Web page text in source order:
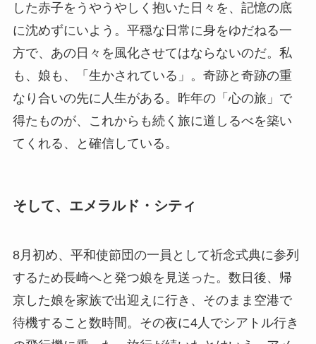
した赤子をうやうやしく抱いた日々を、記憶の底
に沈めずにいよう。平穏な日常に身をゆだねる一
方で、あの日々を風化させてはならないのだ。私
も、娘も、「生かされている」。奇跡と奇跡の重
なり合いの先に人生がある。昨年の「心の旅」で
得たものが、これからも続く旅に道しるべを築い
てくれる、と確信している。
そして、エメラルド・シティ
8月初め、平和使節団の一員として祈念式典に参列
するため長崎へと発つ娘を見送った。数日後、帰
京した娘を家族で出迎えに行き、そのまま空港で
待機すること数時間。その夜に4人でシアトル行き